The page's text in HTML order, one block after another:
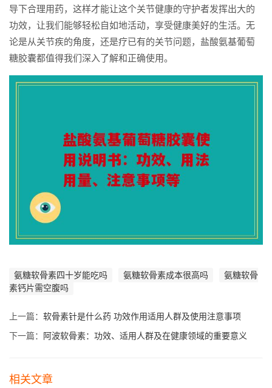
导下合理用药，这样才能让这个关节健康的守护者发挥出大的
功效，让我们能够轻松自如地活动，享受健康美好的生活。无
论是从关节疾的角度，还是疗已有的关节问题，盐酸氨基葡萄
糖胶囊都值得我们深入了解和正确使用。
氨糖软骨素四十岁能吃吗 氨糖软骨素成本很高吗
氨糖软骨
素钙片需空腹吗
上一篇： 软骨素针是什么药 功效作用适用人群及使用注意事项
下一篇：
阿波软骨素：功效、适用人群及在健康领域的重要意义
相关文章